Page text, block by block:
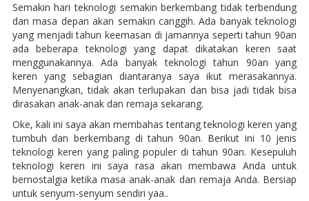
Semakin hari teknologi semakin berkembang tidak terbendung
dan masa depan akan semakin canggih. Ada banyak teknologi
yang menjadi tahun keemasan di jamannya seperti tahun 90an
ada beberapa teknologi yang dapat dikatakan keren saat
menggunakannya. Ada banyak teknologi tahun 90an yang
keren yang sebagian diantaranya saya ikut merasakannya.
Menyenangkan, tidak akan terlupakan dan bisa jadi tidak bisa
dirasakan anak-anak dan remaja sekarang.
Oke, kali ini saya akan membahas tentang teknologi keren yang
tumbuh dan berkembang di tahun 90an. Berikut ini 10 jenis
teknologi keren yang paling populer di tahun 90an. Kesepuluh
teknologi keren ini saya rasa akan membawa Anda untuk
bernostalgia ketika masa anak-anak dan remaja Anda. Bersiap
untuk senyum-senyum sendiri yaa..